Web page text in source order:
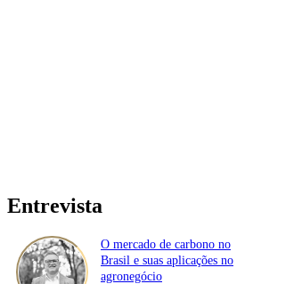
Entrevista
O mercado de carbono no
Brasil e suas aplicações no
agronegócio